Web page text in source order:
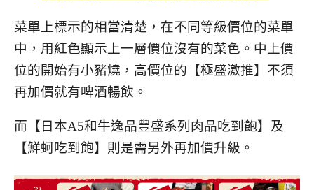
菜單上標示的相當清楚，在不同等級價位的菜單
中，用紅色顯示上一層價位沒有的菜色。中上價
位的開始有小豬燒，高價位的【極盛激推】不須
再加價就有啤酒暢飲。
而【日本A5和牛逸品豐盛系列肉品吃到飽】及
【鮮蚵吃到飽】則是需另外再加價升級。